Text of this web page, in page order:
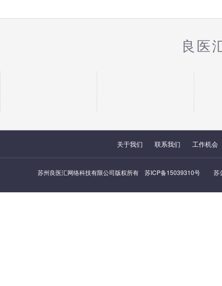
良医
关于我们 联系我们 工作机会
苏州良医汇网络科技有限公司版权所有 苏ICP备15039310号 苏